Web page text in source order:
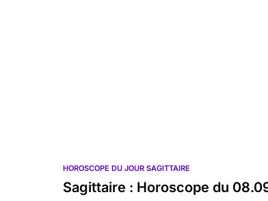
HOROSCOPE DU JOUR SAGITTAIRE
Sagittaire : Horoscope du